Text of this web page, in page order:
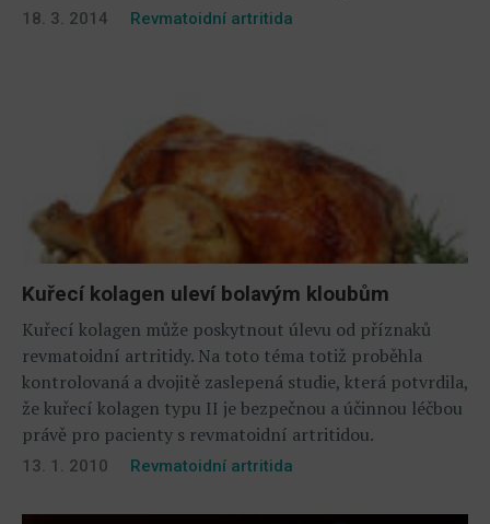
18. 3. 2014 Revmatoidní artritida
Kuřecí kolagen uleví bolavým kloubům
Kuřecí kolagen může poskytnout úlevu od příznaků
revmatoidní artritidy. Na toto téma totiž proběhla
kontrolovaná a dvojitě zaslepená studie, která potvrdila,
že kuřecí kolagen typu II je bezpečnou a účinnou léčbou
právě pro pacienty s revmatoidní artritidou.
13. 1. 2010 Revmatoidní artritida